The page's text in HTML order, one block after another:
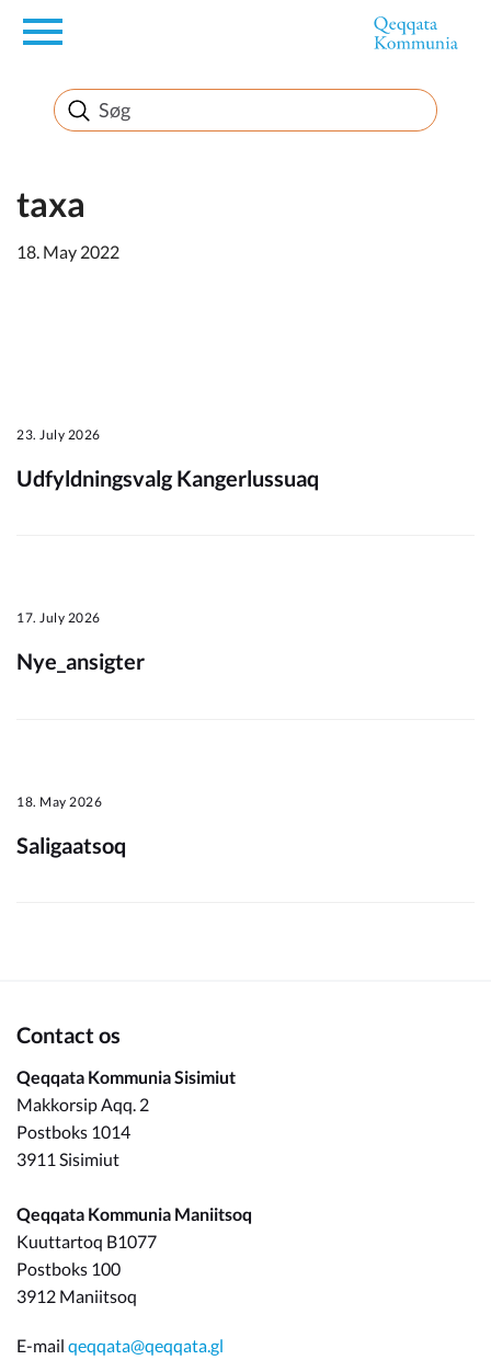
en
Borger
Erhverv
Politik
Kommuneplanen
taxa
18. May 2022
23. July 2026
Udfyldningsvalg Kangerlussuaq
17. July 2026
Nye_ansigter
18. May 2026
Saligaatsoq
Contact os
Qeqqata Kommunia Sisimiut
Makkorsip Aqq. 2
Postboks 1014
3911 Sisimiut
Qeqqata Kommunia Maniitsoq
Kuuttartoq B1077
Postboks 100
3912 Maniitsoq
E-mail qeqqata@qeqqata.gl